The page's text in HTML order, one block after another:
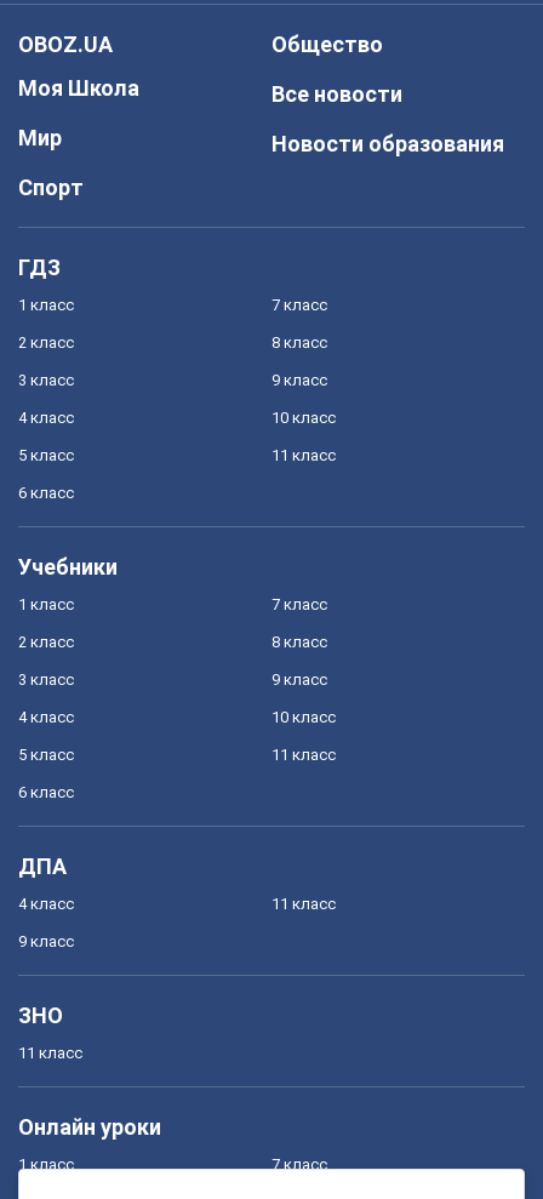
OBOZ.UA
Моя Школа
Мир
Спорт
Общество
Все новости
Новости образования
ГДЗ
1 класс
2 класс
3 класс
4 класс
5 класс
6 класс
7 класс
8 класс
9 класс
10 класс
11 класс
Учебники
1 класс
2 класс
3 класс
4 класс
5 класс
6 класс
7 класс
8 класс
9 класс
10 класс
11 класс
ДПА
4 класс
9 класс
11 класс
ЗНО
11 класс
Онлайн уроки
1 класс 7 класс